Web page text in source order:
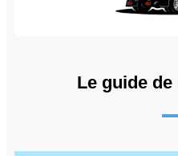
Le guide